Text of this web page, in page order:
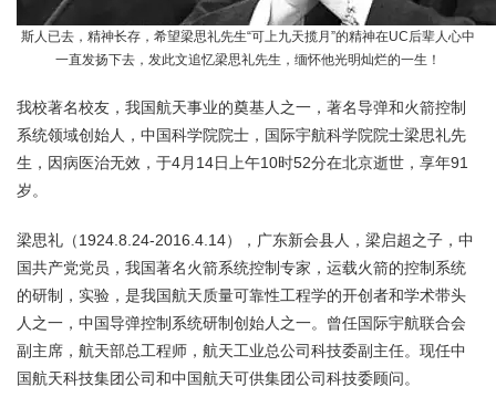
斯人已去，精神长存，希望梁思礼先生“可上九天揽月”的精神在UC后辈人心中
一直发扬下去，发此文追忆梁思礼先生，缅怀他光明灿烂的一生！
我校著名校友，我国航天事业的奠基人之一，著名导弹和火箭控制
系统领域创始人，中国科学院院士，国际宇航科学院院士梁思礼先
生，因病医治无效，于4月14日上午10时52分在北京逝世，享年91
岁。
梁思礼（1924.8.24-2016.4.14），广东新会县人，梁启超之子，中
国共产党党员，我国著名火箭系统控制专家，运载火箭的控制系统
的研制，实验，是我国航天质量可靠性工程学的开创者和学术带头
人之一，中国导弹控制系统研制创始人之一。曾任国际宇航联合会
副主席，航天部总工程师，航天工业总公司科技委副主任。现任中
国航天科技集团公司和中国航天可供集团公司科技委顾问。